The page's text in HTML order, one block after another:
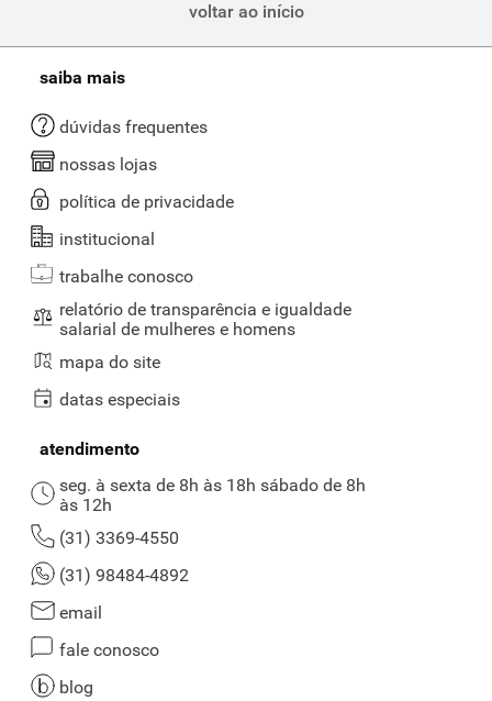
voltar ao início
saiba mais
dúvidas frequentes
nossas lojas
política de privacidade
institucional
trabalhe conosco
relatório de transparência e igualdade
salarial de mulheres e homens
mapa do site
datas especiais
atendimento
seg. à sexta de 8h às 18h sábado de 8h
às 12h
(31) 3369-4550
(31) 98484-4892
email
fale conosco
blog